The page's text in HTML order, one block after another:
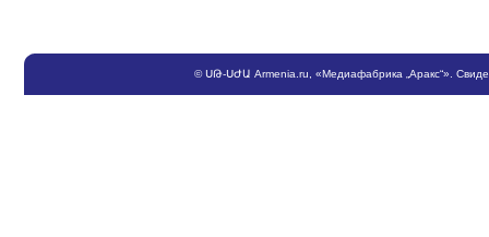
©ՍԹ-ՍԺԱ Armenia.ru , «Медиафабрика „Аракс“».